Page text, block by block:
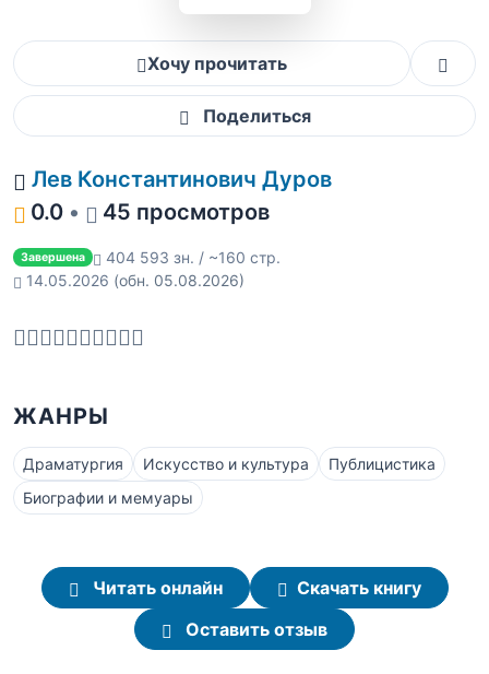
Хочу прочитать
Поделиться
Лев Константинович Дуров
0.0 • 45 просмотров
Завершена
404 593 зн. / ~160 стр.
14.05.2026 (обн. 05.08.2026)
ЖАНРЫ
Драматургия Искусство и культура
Публицистика
Биографии и мемуары
Читать онлайн
Скачать книгу
Оставить отзыв